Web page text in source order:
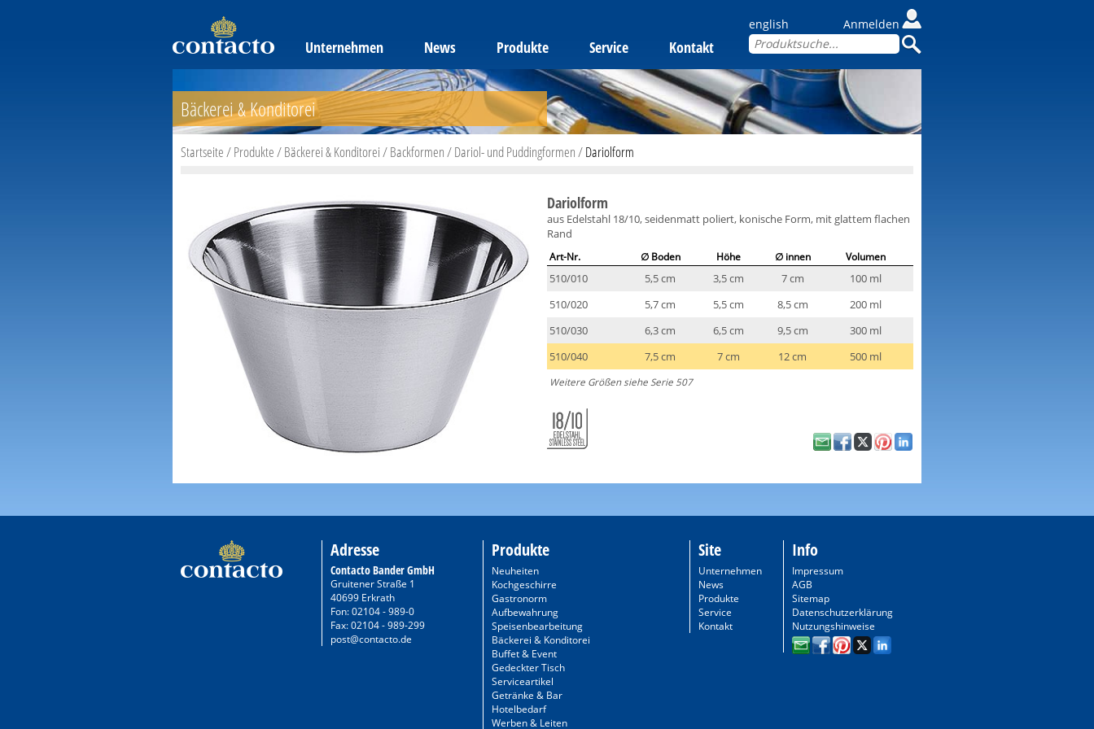
Unternehmen News Produkte Service Kontakt
english Anmelden
Bäckerei & Konditorei
Startseite/Produkte/Bäckerei & Konditorei/Backformen/Dariol- und Puddingformen/Dariolform
Dariolform
aus Edelstahl 18/10, seidenmatt poliert, konische Form, mit glattem flachen
Rand
Art-Nr. ∅ Boden Höhe ∅ innen Volumen
510/010 5,5 cm 3,5 cm 7 cm
100 ml
510/020
5,7 cm 5,5 cm 8,5 cm
200 ml
510/030
6,3 cm 6,5 cm 9,5 cm
300 ml
510/040
7,5 cm 7 cm 12 cm 500 ml
Weitere Größen siehe Serie 507
Adresse
Contacto Bander GmbH
Gruitener Straße 1
40699 Erkrath
Fon: 02104 - 989-0
Fax: 02104 - 989-299
post@contacto.de
Produkte
Neuheiten
Kochgeschirre
Gastronorm
Aufbewahrung
Speisenbearbeitung
Bäckerei & Konditorei
Buffet & Event
Gedeckter Tisch
Serviceartikel
Getränke & Bar
Hotelbedarf
Werben & Leiten
Site
Unternehmen
News
Produkte
Service
Kontakt
Info
Impressum
AGB
Sitemap
Datenschutzerklärung
Nutzungshinweise